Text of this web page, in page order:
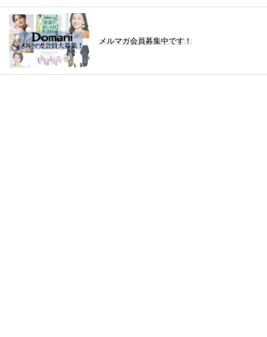
メルマガ会員募集中です！